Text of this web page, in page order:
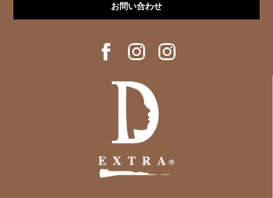
お問い合わせ